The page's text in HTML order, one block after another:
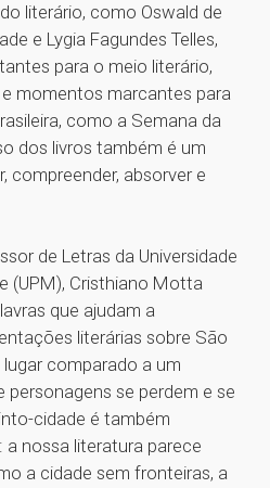
literário, como Oswald de
e Lygia Fagundes Telles,
para o meio literário,
momentos marcantes para
como a Semana da
dos livros também é um
compreender, absorver e
de Letras da Universidade
(UPM), Cristhiano Motta
que ajudam a
literárias sobre São
lugar comparado a um
personagens se perdem e se
cidade é também
a nossa literatura parece
a cidade sem fronteiras, a